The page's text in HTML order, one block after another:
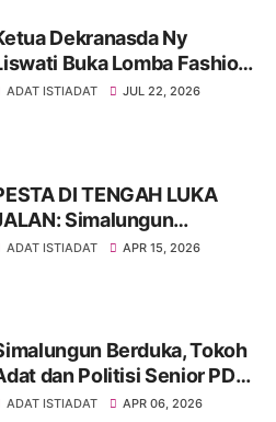
Dekranasda Ny
Buka Lomba Fashion
Pakaian Adat
ADAT ISTIADAT JUL 22, 2026
DI TENGAH LUKA
Simalungun
HUT ke-193,
ADAT ISTIADAT APR 15, 2026
Berduka, Tokoh
dan Politisi Senior PDIP
Marsiaman Saragih
ADAT ISTIADAT APR 06, 2026